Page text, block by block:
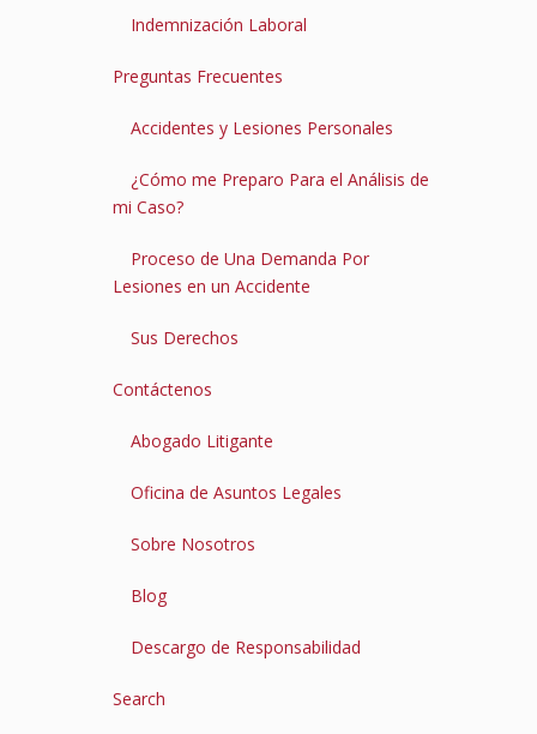
Indemnización Laboral
Preguntas Frecuentes
Accidentes y Lesiones Personales
¿Cómo me Preparo Para el Análisis de
mi Caso?
Proceso de Una Demanda Por
Lesiones en un Accidente
Sus Derechos
Contáctenos
Abogado Litigante
Oficina de Asuntos Legales
Sobre Nosotros
Blog
Descargo de Responsabilidad
Search